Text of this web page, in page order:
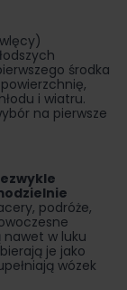
środka
i wiatru.
na pierwsze
podróże,
nawet w luku
je jako
wózek